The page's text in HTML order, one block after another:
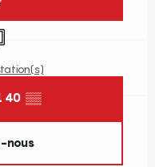
40 ▒▒
nous